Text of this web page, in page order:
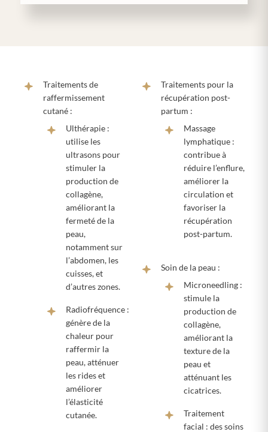
Traitements de
raffermissement
cutané :
Ulthérapie :
utilise les
ultrasons pour
stimuler la
production de
collagène,
améliorant la
fermeté de la
peau,
notamment sur
l’abdomen, les
cuisses, et
d’autres zones.
Radiofréquence :
génère de la
chaleur pour
raffermir la
peau, atténuer
les rides et
améliorer
l’élasticité
cutanée.
Traitements pour la
récupération post-
partum :
Massage
lymphatique :
contribue à
réduire l’enflure,
améliorer la
circulation et
favoriser la
récupération
post-partum.
Soin de la peau :
Microneedling :
stimule la
production de
collagène,
améliorant la
texture de la
peau et
atténuant les
cicatrices.
Traitement
facial : des soins